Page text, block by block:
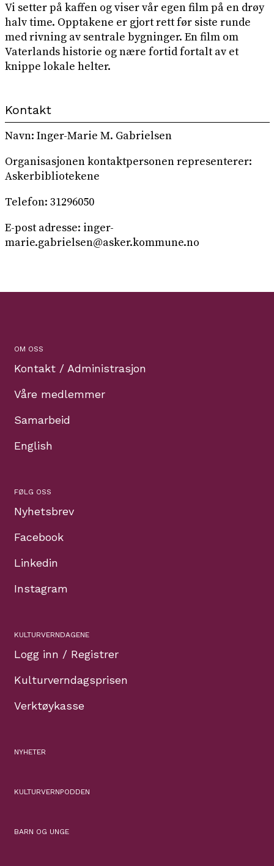
Vi setter på kaffen og viser vår egen film på en drøy
halv time. Opptakene er gjort rett før siste runde
med rivning av sentrale bygninger. En film om
Vaterlands historie og nære fortid fortalt av et
knippe lokale helter.
Kontakt
Navn: Inger-Marie M. Gabrielsen
Organisasjonen kontaktpersonen representerer:
Askerbibliotekene
Telefon: 31296050
E-post adresse: inger-
marie.gabrielsen@asker.kommune.no
OM OSS
Kontakt / Administrasjon
Våre medlemmer
Samarbeid
English
FØLG OSS
Nyhetsbrev
Facebook
Linkedin
Instagram
KULTURVERNDAGENE
Logg inn / Registrer
Kulturverndagsprisen
Verktøykasse
NYHETER
KULTURVERNPODDEN
BARN OG UNGE